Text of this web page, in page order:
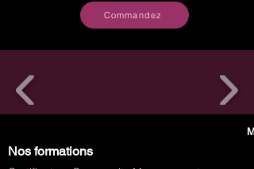
Commandez
Nos formations